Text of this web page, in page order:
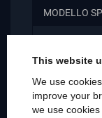
This website
We use
improve your
we use
MODELLO